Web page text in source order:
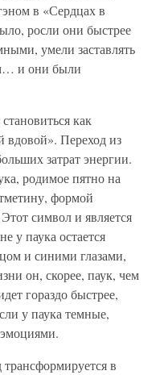
в «Сердцах в
росли они быстрее
умели заставлять
и они были
как
вдовой». Переход из
затрат энергии.
родимое пятно на
формой
символ и является
у паука остается
и синими глазами,
он, скорее, паук, чем
гораздо быстрее,
у паука темные,
в